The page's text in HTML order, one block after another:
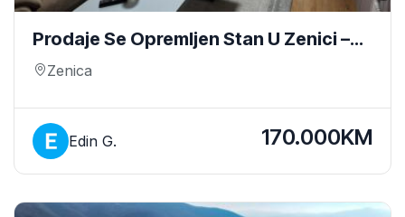
Prodaje Se Opremljen Stan U Zenici –
Crkvice – 52 M² – Odmah Useljiv
Zenica
Edin G. 170.000KM